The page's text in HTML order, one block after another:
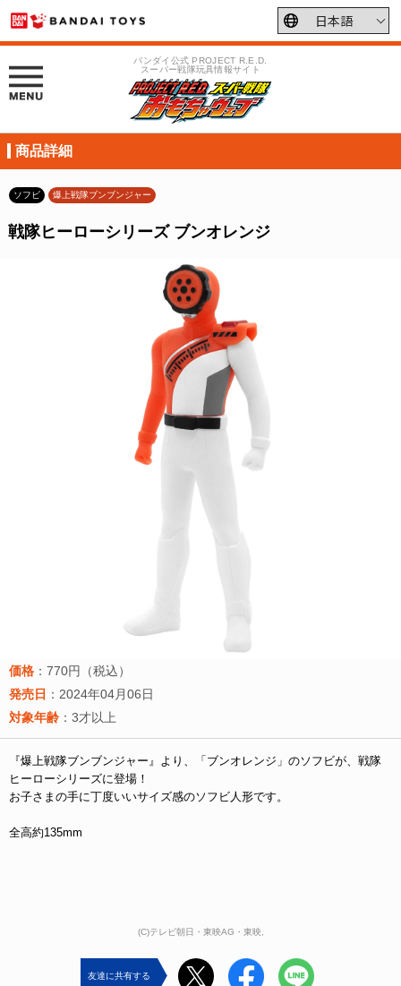
バンダイ公式 PROJECT R.E.D.
スーパー戦隊玩具情報サイト
商品詳細
ソフビ 爆上戦隊ブンブンジャー
戦隊ヒーローシリーズ ブンオレンジ
価格 ：770円（税込）
発売日 ：2024年04月06日
対象年齢 ：3才以上
『爆上戦隊ブンブンジャー』より、「ブンオレンジ」のソフビが、戦隊
ヒーローシリーズに登場！
お子さまの手に丁度いいサイズ感のソフビ人形です。
全高約135mm
(C)テレビ朝日・東映AG・東映,
友達に共有する